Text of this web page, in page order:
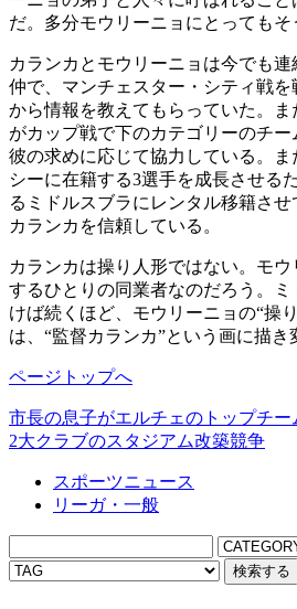
だ。多分モウリーニョにとってもそ
カランカとモウリーニョは今でも
仲で、マンチェスター・シティ戦を
から情報を教えてもらっていた。ま
がカップ戦で下のカテゴリーのチ
彼の求めに応じて協力している。
シーに在籍する3選手を成長させる
るミドルスブラにレンタル移籍さ
カランカを信頼している。
カランカは操り人形ではない。モ
するひとりの同業者なのだろう。
けば続くほど、モウリーニョの“操
は、“監督カランカ”という画に描き
ページトップへ
市長の息子がエルチェのトップチー
2大クラブのスタジアム改築競争
スポーツニュース
リーガ・一般